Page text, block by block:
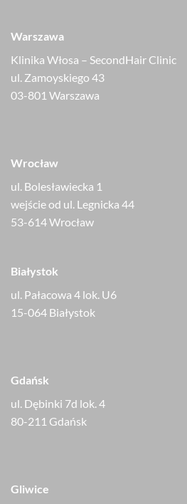
Warszawa
Klinika Włosa – SecondHair Clinic
ul. Zamoyskiego 43
03-801 Warszawa
Wrocław
ul. Bolesławiecka 1
wejście od ul. Legnicka 44
53-614 Wrocław
Białystok
ul. Pałacowa 4 lok. U6
15-064 Białystok
Gdańsk
ul. Dębinki 7d lok. 4
80-211 Gdańsk
Gliwice